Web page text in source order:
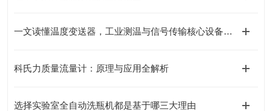
一文读懂温度变送器，工业测温与信号传输核心设备指南
科氏力质量流量计：原理与应用全解析
选择实验室全自动洗瓶机都是基于哪三大理由